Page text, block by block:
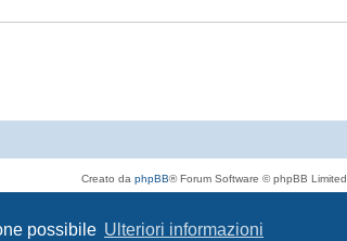
possibile Ulteriori informazioni
Creato da phpBB® Forum Software © phpBB Limited